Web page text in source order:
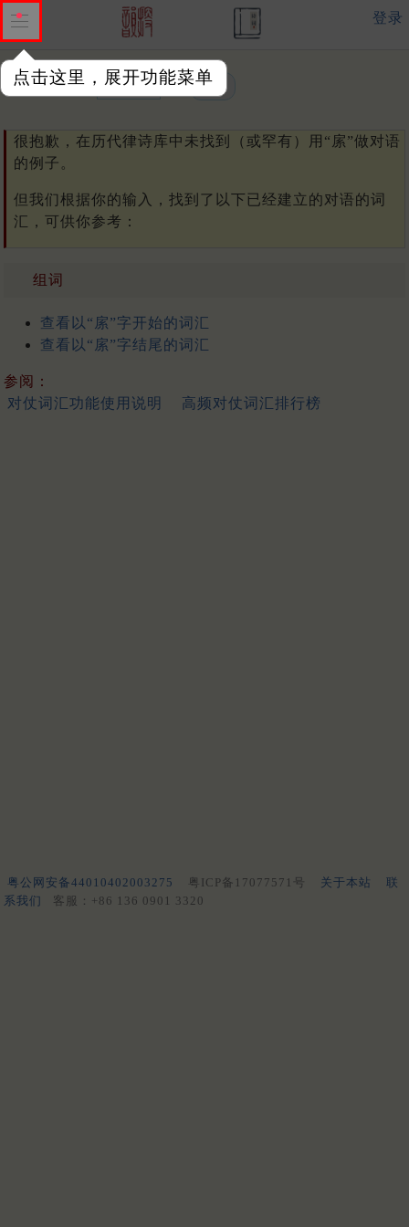
点击这里，展开功能菜单
登录
单字或词汇：
很抱歉，在历代律诗库中未找到（或罕有）用“䋀”做对语
的例子。
但我们根据你的输入，找到了以下已经建立的对语的词
汇，可供你参考：
组词
查看以“䋀”字开始的词汇
查看以“䋀”字结尾的词汇
参阅：
对仗词汇功能使用说明
高频对仗词汇排行榜
粤公网安备44010402003275 粤ICP备17077571号 关于本站
联
系我们
客服：+86 136 0901 3320